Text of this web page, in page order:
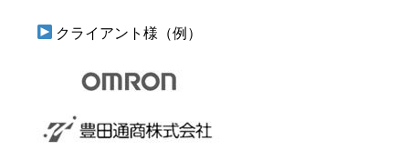
クライアント様（例）